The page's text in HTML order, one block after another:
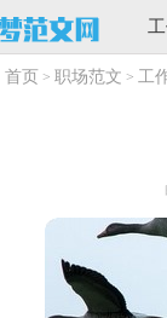
首页 > 职场范文 > 工